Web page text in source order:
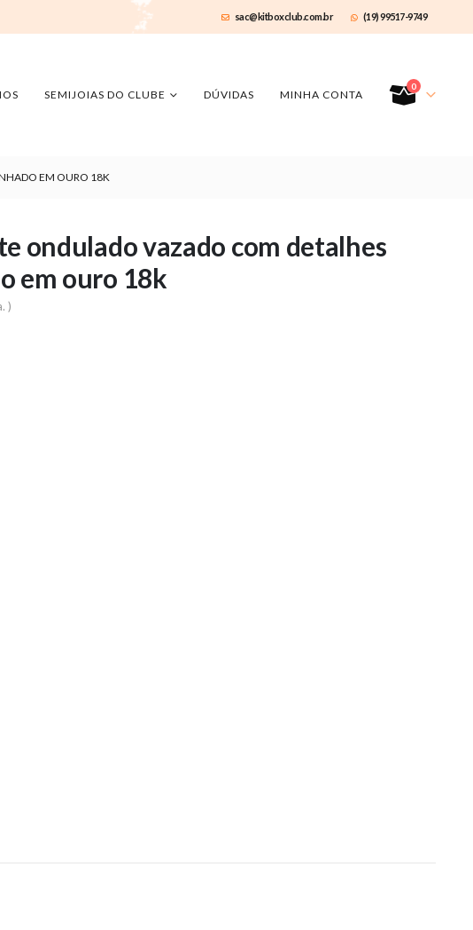
sac@kitboxclub.com.br (19) 99517-9749
SEMIJOIAS DO CLUBE DÚVIDAS MINHA CONTA
0
EM OURO 18K
ondulado vazado com detalhes
em ouro 18k
)